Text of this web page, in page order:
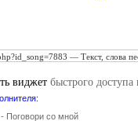
виджет быстрого доступа
Поговори со мной